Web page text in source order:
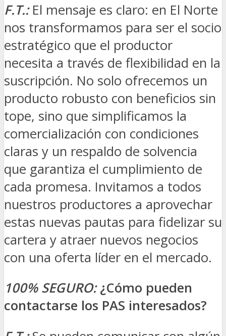
F.T.: El mensaje es claro: en El Norte
nos transformamos para ser el socio
estratégico que el productor
necesita a través de flexibilidad en la
suscripción. No solo ofrecemos un
producto robusto con beneficios sin
tope, sino que simplificamos la
comercialización con condiciones
claras y un respaldo de solvencia
que garantiza el cumplimiento de
cada promesa. Invitamos a todos
nuestros productores a aprovechar
estas nuevas pautas para fidelizar su
cartera y atraer nuevos negocios
con una oferta líder en el mercado.
100% SEGURO:¿Cómo pueden
contactarse los PAS interesados?